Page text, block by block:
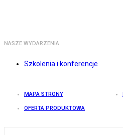
NASZE WYDARZENIA
Szkolenia i konferencje
MAPA STRONY
OFERTA PRODUKTOWA